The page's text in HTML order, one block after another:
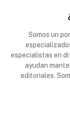
Somos un
especialistas en
ayudan
editoriales.